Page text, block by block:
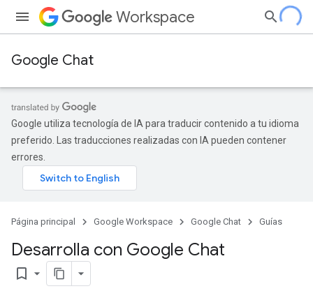
Workspace
Google Chat
Google utiliza tecnología de IA para traducir contenido a tu idioma
preferido. Las traducciones realizadas con IA pueden contener
errores.
Página principal Google Workspace Google Chat Guías
Desarrolla con Google Chat
bookmark_border